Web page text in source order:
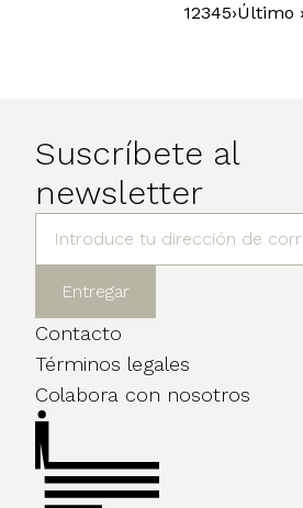
Página
1Página
2Página
3Página
4Página
5›Última
Último
Suscríbete al
newsletter
Contacto
Términos legales
Colabora con nosotros